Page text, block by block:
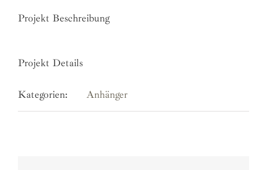
Projekt Beschreibung
Projekt Details
Kategorien: Anhänger